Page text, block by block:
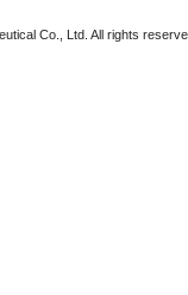
Co., Ltd. All rights